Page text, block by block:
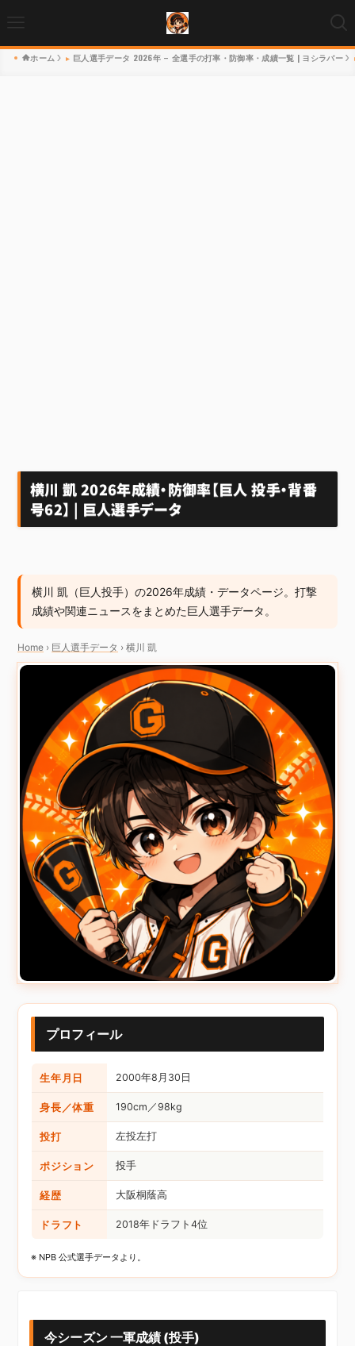
ホーム 巨人選手データ 2026年 – 全選手の打率・防御率・成績一覧 | ヨシラバー
横川 凱 2026年成績・防御率【巨人 投手・背番
号62】 | 巨人選手データ
横川 凱（巨人投手）の2026年成績・データページ。打撃
成績や関連ニュースをまとめた巨人選手データ。
Home › 巨人選手データ › 横川 凱
プロフィール
生年月日 2000年8月30日
身長／体重 190cm／98kg
投打 左投左打
ポジション 投手
経歴 大阪桐蔭高
ドラフト 2018年ドラフト4位
※ NPB 公式選手データより。
今シーズン 一軍成績 (投手)